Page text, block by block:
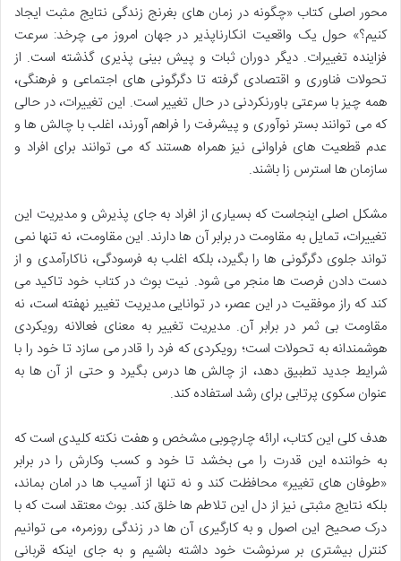
محور اصلی کتاب «چگونه در زمان های بغرنج زندگی نتایج مثبت ایجاد
کنیم؟» حول یک واقعیت انکارناپذیر در جهان امروز می چرخد: سرعت
فزاینده تغییرات. دیگر دوران ثبات و پیش بینی پذیری گذشته است. از
تحولات فناوری و اقتصادی گرفته تا دگرگونی های اجتماعی و فرهنگی،
همه چیز با سرعتی باورنکردنی در حال تغییر است. این تغییرات، در حالی
که می توانند بستر نوآوری و پیشرفت را فراهم آورند، اغلب با چالش ها و
عدم قطعیت های فراوانی نیز همراه هستند که می توانند برای افراد و
سازمان ها استرس زا باشند.
مشکل اصلی اینجاست که بسیاری از افراد به جای پذیرش و مدیریت این
تغییرات، تمایل به مقاومت در برابر آن ها دارند. این مقاومت، نه تنها نمی
تواند جلوی دگرگونی ها را بگیرد، بلکه اغلب به فرسودگی، ناکارآمدی و از
دست دادن فرصت ها منجر می شود. نیت بوث در کتاب خود تاکید می
کند که راز موفقیت در این عصر، در توانایی مدیریت تغییر نهفته است، نه
مقاومت بی ثمر در برابر آن. مدیریت تغییر به معنای فعالانه رویکردی
هوشمندانه به تحولات است؛ رویکردی که فرد را قادر می سازد تا خود را با
شرایط جدید تطبیق دهد، از چالش ها درس بگیرد و حتی از آن ها به
عنوان سکوی پرتابی برای رشد استفاده کند.
هدف کلی این کتاب، ارائه چارچوبی مشخص و هفت نکته کلیدی است که
به خواننده این قدرت را می بخشد تا خود و کسب وکارش را در برابر
«طوفان های تغییر» محافظت کند و نه تنها از آسیب ها در امان بماند،
بلکه نتایج مثبتی نیز از دل این تلاطم ها خلق کند. بوث معتقد است که با
درک صحیح این اصول و به کارگیری آن ها در زندگی روزمره، می توانیم
کنترل بیشتری بر سرنوشت خود داشته باشیم و به جای اینکه قربانی